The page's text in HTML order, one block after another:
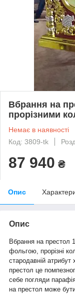
Вбрання на
прорізними
Немає в наявності
Код: 3809-tk
87 940 ₴
Опис
Опис
Вбрання на престол
фольгою, прорізні
стародавній
престол це
себе погляди
на престол може